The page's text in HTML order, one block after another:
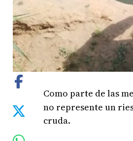
Como parte de las
no represente un
cruda.